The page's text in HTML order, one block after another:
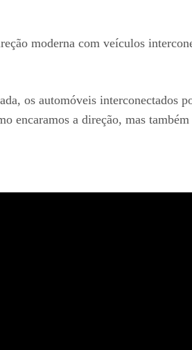
moderna com veículos
os automóveis interconectados
encaramos a direção, mas